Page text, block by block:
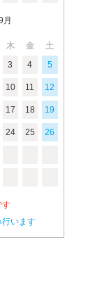
月
木 金
土
3 4 5
10 11 12
17 18 19
24 25 26
います